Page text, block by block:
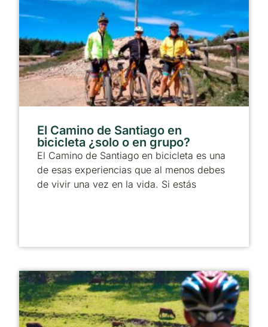
El Camino de Santiago en
bicicleta ¿solo o en grupo?
El Camino de Santiago en bicicleta es una
de esas experiencias que al menos debes
de vivir una vez en la vida. Si estás